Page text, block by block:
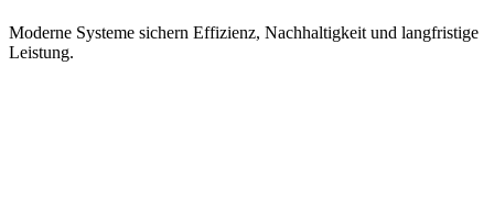
Moderne Systeme sichern Effizienz, Nachhaltigkeit und langfristige
Leistung.